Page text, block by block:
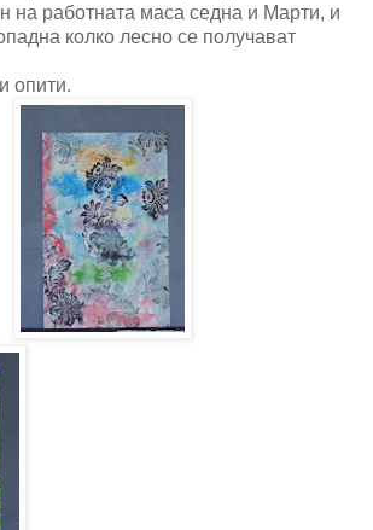
на работната маса седна и Марти, и
колко лесно се получават
опити.